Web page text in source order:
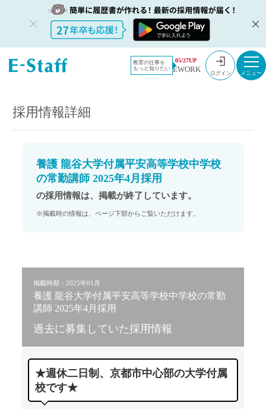
教育の仕事を
もっと知りたい
05/27UP
EWORK ログイン
教員採用情
報のイー・
採用情報
養護 龍谷大学付属平安高等学校中学校の常勤講師 2025年4月採用
採用情報詳細
養護 龍谷大学付属平安高等学校中学校
の常勤講師 2025年4月採用
の採用情報は、掲載が終了しています。
※掲載時の情報は、ページ下部からご覧いただけます。
掲載時期：2025年01月
養護 龍谷大学付属平安高等学校中学校の常勤
講師 2025年4月採用
過去に募集していた採用情報
★週休二日制、京都市中心部の大学付属
校です★